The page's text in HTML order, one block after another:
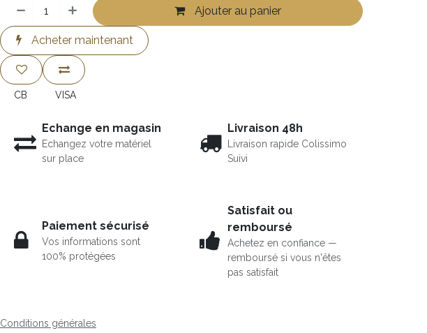
Ajouter au panier
Acheter maintenant
CB VISA
Echange en magasin
Echangez votre matériel
sur place
Livraison 48h
Livraison rapide Colissimo
Suivi
Paiement sécurisé
Vos informations sont
100% protégées
Satisfait ou
remboursé
Achetez en confiance —
remboursé si vous n'êtes
pas satisfait
Conditions générales